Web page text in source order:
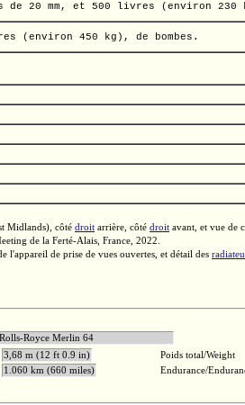
de 20 mm, et 500 livres (environ 230
(environ 450 kg), de bombes.
Midlands), côté droit arrière, côté droit avant, et vue de
de la Ferté-Alais, France, 2022.
l'appareil de prise de vues ouvertes, et détail des
Rolls-Royce Merlin 64
3,68 m (12 ft 0.9 in) Poids total/Weight
1.060 km (660 miles) Endurance/